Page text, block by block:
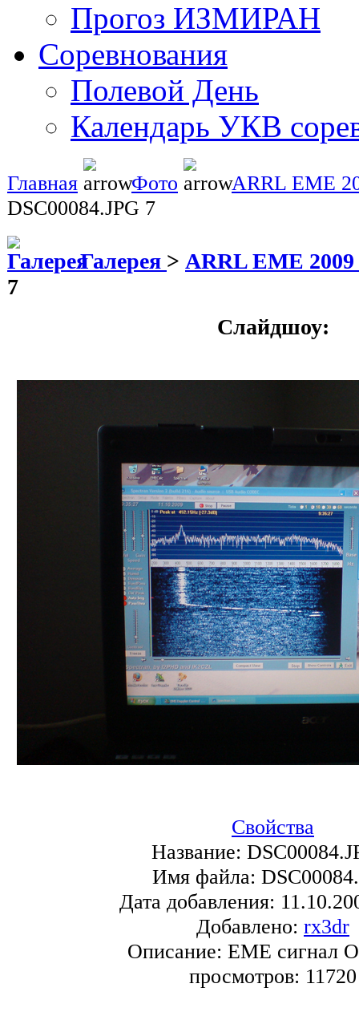
Прогоз ИЗМИРАН
Соревнования
Полевой День
Календарь УКВ
Главная Фото
ARRL EME
DSC00084.JPG 7
Галерея > ARRL EME 2009
7
Слайдшоу:
Свойства
Название:
Имя файла:
Дата добавления:
Добавлено: rx3dr
Описание: EME сигнал
просмотров: 11720